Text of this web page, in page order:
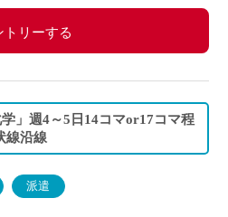
トリーする
」週4～5日14コマor17コマ程
線沿線
派遣